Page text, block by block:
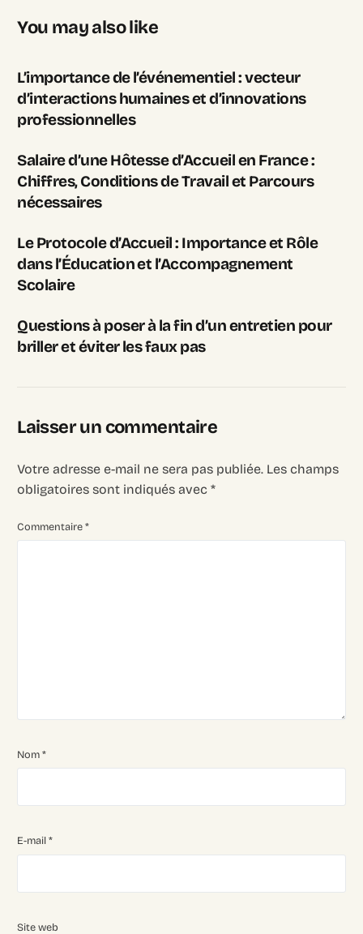
You may also like
L’importance de l’événementiel : vecteur
d’interactions humaines et d’innovations
professionnelles
Salaire d’une Hôtesse d’Accueil en France :
Chiffres, Conditions de Travail et Parcours
nécessaires
Le Protocole d’Accueil : Importance et Rôle
dans l’Éducation et l’Accompagnement
Scolaire
Questions à poser à la fin d’un entretien pour
briller et éviter les faux pas
Laisser un commentaire
Votre adresse e-mail ne sera pas publiée. Les champs
obligatoires sont indiqués avec*
Commentaire*
Nom*
E-mail*
Site web